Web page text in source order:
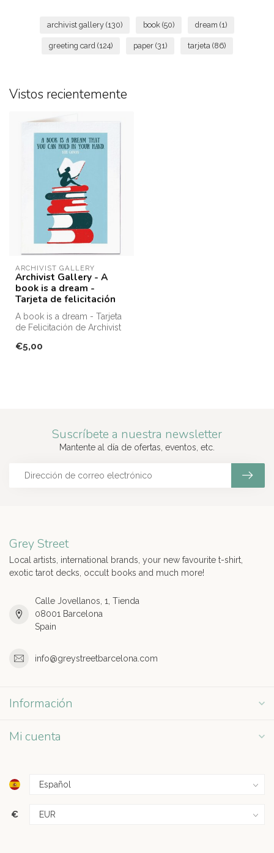
archivist gallery (130) book (50) dream (1)
greeting card (124) paper (31) tarjeta (86)
Vistos recientemente
ARCHIVIST GALLERY
Archivist Gallery - A
book is a dream -
Tarjeta de felicitación
A book is a dream - Tarjeta
de Felicitación de Archivist
€5,00
Suscríbete a nuestra newsletter
Mantente al día de ofertas, eventos, etc.
Grey Street
Local artists, international brands, your new favourite t-shirt,
exotic tarot decks, occult books and much more!
Calle Jovellanos, 1, Tienda
08001 Barcelona
Spain
info@greystreetbarcelona.com
Información
Mi cuenta
€